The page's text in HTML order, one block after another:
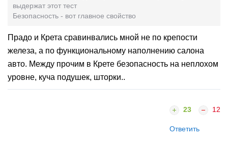
выдержат этот тест
Безопасность - вот главное свойство
Прадо и Крета сравинвались мной не по крепости
железа, а по функциональному наполнению салона
авто. Между прочим в Крете безопасность на неплохом
уровне, куча подушек, шторки..
23 12
Ответить